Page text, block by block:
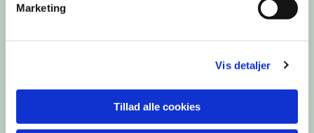
Marketing
Vis detaljer
Tillad alle cookies